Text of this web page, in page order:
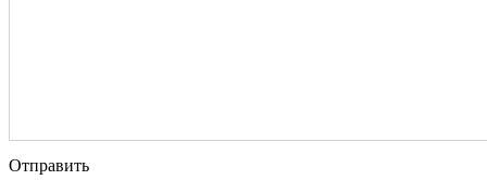
Отправить